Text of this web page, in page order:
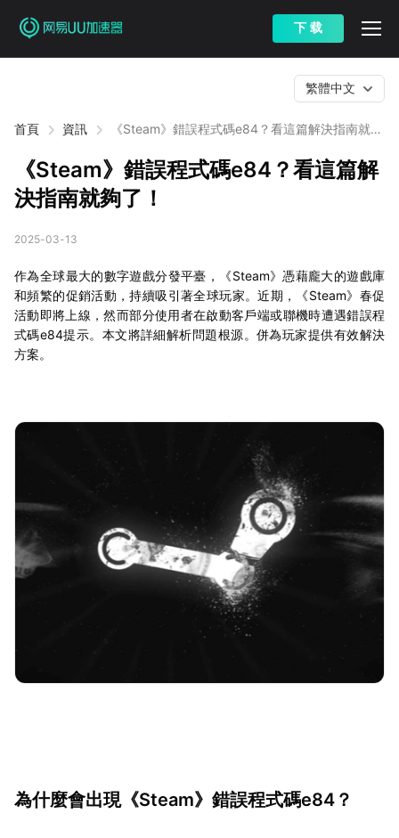
下 载
首頁 資訊
《Steam》錯誤程式碼e84？看這篇解決指南就夠
繁體中文
《Steam》錯誤程式碼e84？看這篇解
決指南就夠了！
2025-03-13
作為全球最大的數字遊戲分發平臺，《Steam》憑藉龐大的遊戲庫
和頻繁的促銷活動，持續吸引著全球玩家。近期，《Steam》春促
活動即將上線，然而部分使用者在啟動客戶端或聯機時遭遇錯誤程
式碼e84提示。本文將詳細解析問題根源。併為玩家提供有效解決
方案。
為什麼會出現《Steam》錯誤程式碼e84？